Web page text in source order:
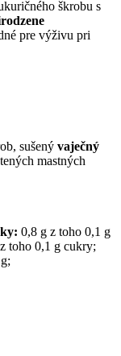
škrobu s
pre výživu pri
sušený vaječný
mastných
0,8 g z toho 0,1 g
toho 0,1 g cukry;